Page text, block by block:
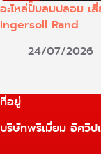
อะไหล่ปั๊มลมปลอม เ
Ingersoll Rand
24/07/2026
ที่อยู่
บริษัทพรีเมี่ยม อิควิป